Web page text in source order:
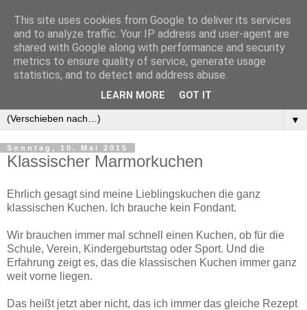
▼
Sonntag, 10. Mai 2015
Klassischer Marmorkuchen
Ehrlich gesagt sind meine Lieblingskuchen die ganz
klassischen Kuchen. Ich brauche kein Fondant.
Wir brauchen immer mal schnell einen Kuchen, ob für die
Schule, Verein, Kindergeburtstag oder Sport. Und die
Erfahrung zeigt es, das die klassischen Kuchen immer ganz
weit vorne liegen.
Das heißt jetzt aber nicht, das ich immer das gleiche Rezept
This site uses cookies from Google to deliver its services
and to analyze traffic. Your IP address and user-agent are
shared with Google along with performance and security
metrics to ensure quality of service, generate usage
statistics, and to detect and address abuse.
LEARN MORE GOT IT